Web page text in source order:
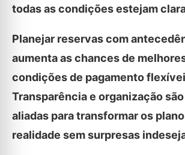
todas as condições estejam
Planejar reservas com
aumenta as chances de
condições de pagamento
Transparência e organização
aliadas para transformar os
realidade sem surpresas